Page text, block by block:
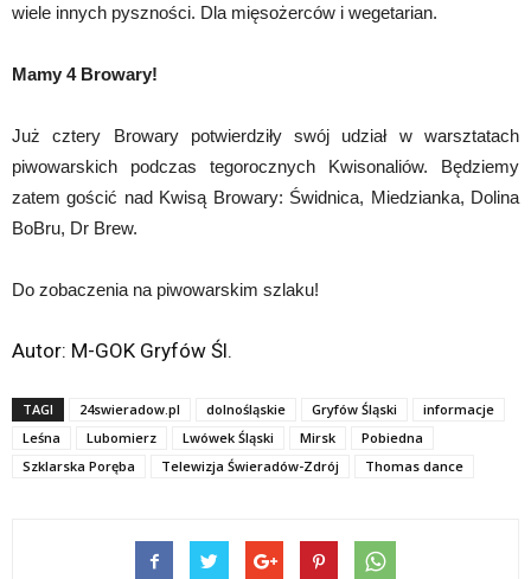
wiele innych pyszności. Dla mięsożerców i wegetarian.
Mamy 4 Browary!
Już cztery Browary potwierdziły swój udział w warsztatach
piwowarskich podczas tegorocznych Kwisonaliów. Będziemy
zatem gościć nad Kwisą Browary: Świdnica, Miedzianka, Dolina
BoBru, Dr Brew.
Do zobaczenia na piwowarskim szlaku!
Autor: M-GOK Gryfów Śl.
TAGI 24swieradow.pl dolnośląskie Gryfów Śląski
informacje
Leśna
Lubomierz Lwówek Śląski Mirsk
Pobiedna
Szklarska Poręba
Telewizja Świeradów-Zdrój Thomas dance